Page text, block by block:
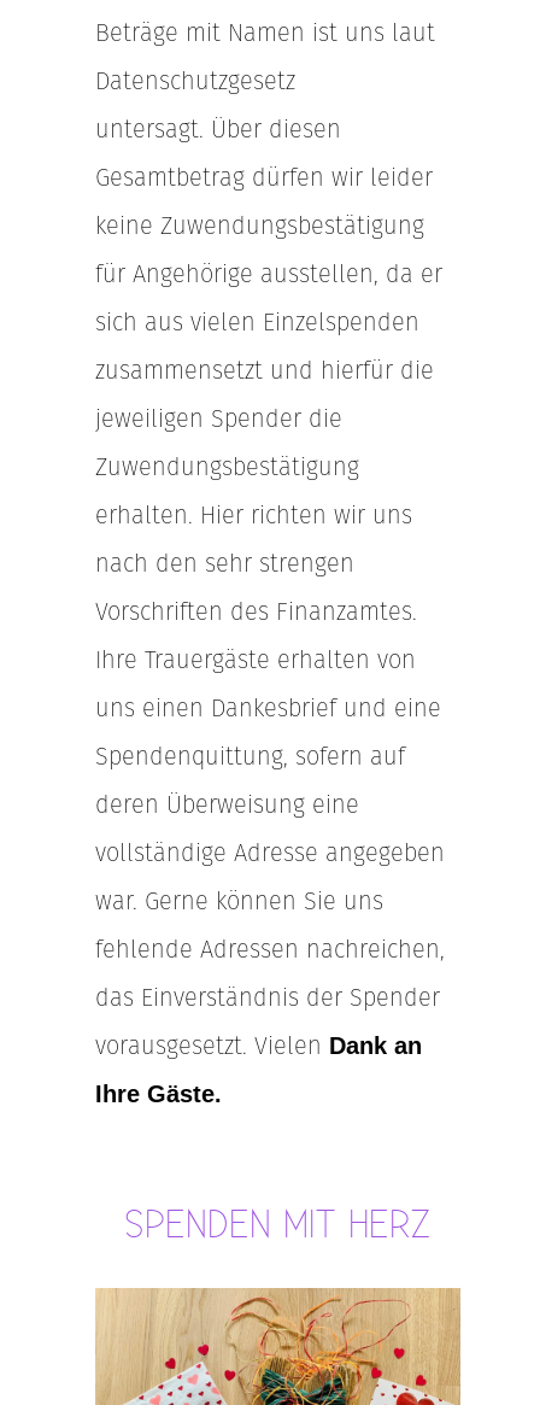
Beträge mit Namen ist uns laut
Datenschutzgesetz
untersagt. Über diesen
Gesamtbetrag dürfen wir leider
keine Zuwendungsbestätigung
für Angehörige ausstellen, da er
sich aus vielen Einzelspenden
zusammensetzt und hierfür die
jeweiligen Spender die
Zuwendungsbestätigung
erhalten. Hier richten wir uns
nach den sehr strengen
Vorschriften des Finanzamtes.
Ihre Trauergäste erhalten von
uns einen Dankesbrief und eine
Spendenquittung, sofern auf
deren Überweisung eine
vollständige Adresse angegeben
war. Gerne können Sie uns
fehlende Adressen nachreichen,
das Einverständnis der Spender
vorausgesetzt. Vielen Dank an
Ihre Gäste.
SPENDEN MIT HERZ